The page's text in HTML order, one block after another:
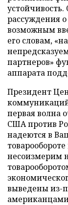
рассуждения о
возможным
его словам,
партнеров»
аппарата
Президент
первая волна
США против
надеются в
несоизмерим
выведены из-